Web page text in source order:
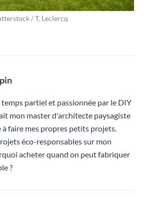
/ T. Leclercq
temps partiel et passionnée par le DIY
mon master d'architecte paysagiste
à faire mes propres petits projets.
éco-responsables sur mon
acheter quand on peut fabriquer
?